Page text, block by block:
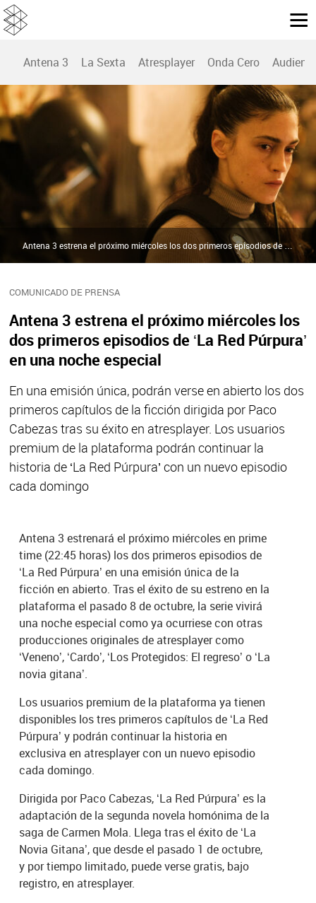
Antena 3 La Sexta Atresplayer Onda Cero
COMUNICADO DE PRENSA
Antena 3 estrena el próximo miércoles los
dos primeros episodios de ‘La Red Púrpura’
en una noche especial
En una emisión única, podrán verse en abierto los dos
primeros capítulos de la ficción dirigida por Paco
Cabezas tras su éxito en atresplayer. Los usuarios
premium de la plataforma podrán continuar la
historia de ‘La Red Púrpura’ con un nuevo episodio
cada domingo
Antena 3 estrena el próximo miércoles los dos primeros episodios de ‘La Red Púrpura’ en una noche especial | Atresmedia
Antena 3 estrenará el próximo miércoles en prime
time (22:45 horas) los dos primeros episodios de
‘La Red Púrpura’ en una emisión única de la
ficción en abierto. Tras el éxito de su estreno en la
plataforma el pasado 8 de octubre, la serie vivirá
una noche especial como ya ocurriese con otras
producciones originales de atresplayer como
‘Veneno’, ‘Cardo’, ‘Los Protegidos: El regreso’ o ‘La
novia gitana’.
Los usuarios premium de la plataforma ya tienen
disponibles los tres primeros capítulos de ‘La Red
Púrpura’ y podrán continuar la historia en
exclusiva en atresplayer con un nuevo episodio
cada domingo.
Dirigida por Paco Cabezas, ‘La Red Púrpura’ es la
adaptación de la segunda novela homónima de la
saga de Carmen Mola. Llega tras el éxito de ‘La
Novia Gitana’, que desde el pasado 1 de octubre,
y por tiempo limitado, puede verse gratis, bajo
registro, en atresplayer.